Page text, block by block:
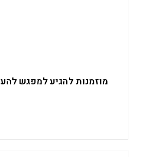
מוזמנות להגיע למפגש